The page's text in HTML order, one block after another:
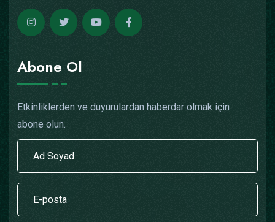
Abone Ol
Etkinliklerden ve duyurulardan haberdar olmak için
abone olun.